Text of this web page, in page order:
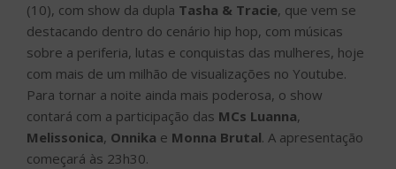
(10), com show da dupla Tasha & Tracie, que vem se
destacando dentro do cenário hip hop, com músicas
sobre a periferia, lutas e conquistas das mulheres, hoje
com mais de um milhão de visualizações no Youtube.
Para tornar a noite ainda mais poderosa, o show
contará com a participação das MCs Luanna,
Melissonica, Onnika e Monna Brutal. A apresentação
começará às 23h30.